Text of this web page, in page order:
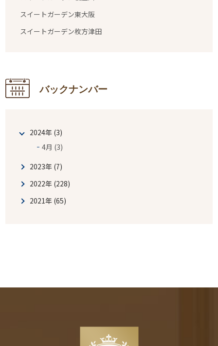
スイートガーデン東大阪
スイートガーデン枚方津田
バックナンバー
2024年 (3)
4月 (3)
2023年 (7)
2022年 (228)
2021年 (65)